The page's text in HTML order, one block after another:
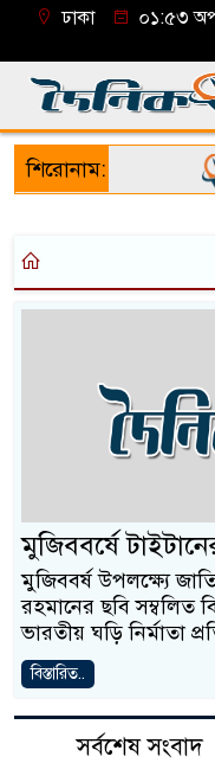
ঢাকা
০১:৫৩
শিরোনাম:
মুজিববর্ষে
মুজিববর্ষ উপলক্ষ্যে
রহমানের ছবি সম্বলিত
ভারতীয় ঘড়ি নির্মাতা
বিস্তারিত..
সর্বশেষ সংবাদ